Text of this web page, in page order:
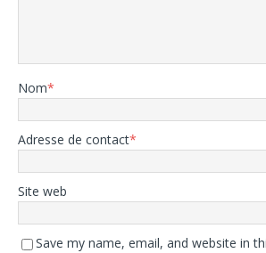
Nom*
Adresse de contact*
Site web
Save my name, email, and website in